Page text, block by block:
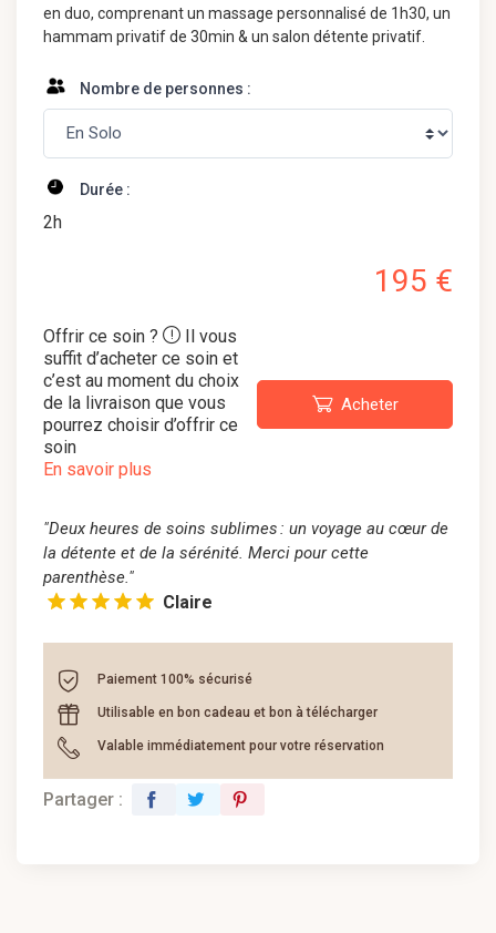
en duo, comprenant un massage personnalisé de 1h30, un
hammam privatif de 30min & un salon détente privatif.
Nombre de personnes :
Durée :
2h
195 €
Offrir ce soin ?
Il vous
suffit d’acheter ce soin et
c’est au moment du choix
de la livraison que vous
pourrez choisir d’offrir ce
soin
En savoir plus
Acheter
"Deux heures de soins sublimes : un voyage au cœur de
la détente et de la sérénité. Merci pour cette
parenthèse."
Claire
Paiement 100% sécurisé
Utilisable en bon cadeau et bon à télécharger
Valable immédiatement pour votre réservation
Partager : facebooktwitter